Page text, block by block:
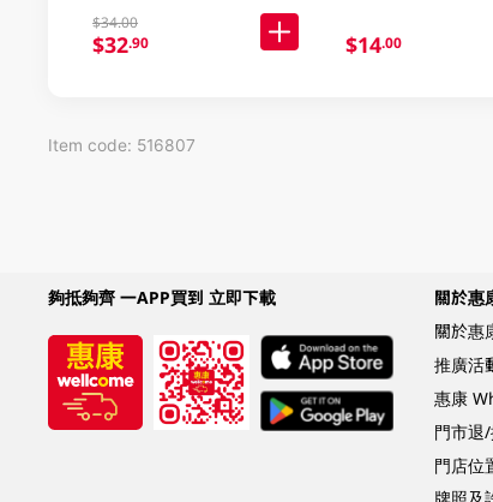
$34.00
$32.90 $14.00
Item code: 516807
夠抵夠齊 一APP買到 立即下載
關於惠
關於惠
推廣活
惠康
門市退
門店位